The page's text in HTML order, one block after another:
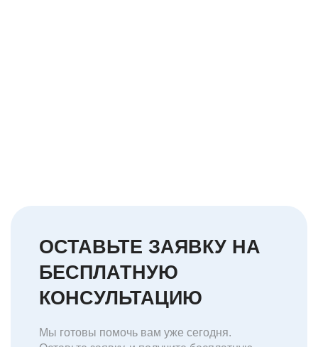
ОСТАВЬТЕ ЗАЯВКУ НА
БЕСПЛАТНУЮ
КОНСУЛЬТАЦИЮ
Мы готовы помочь вам уже сегодня.